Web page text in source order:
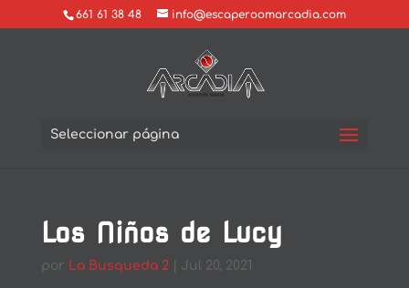
661 61 38 48 info@escaperoomarcadia.com
Seleccionar página
Los Niños de Lucy
por La Busqueda 2| Jul 20, 2021